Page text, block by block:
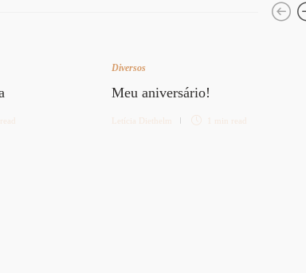
read
Diversos
Meu aniversário!
Letícia Diethelm 1 min read